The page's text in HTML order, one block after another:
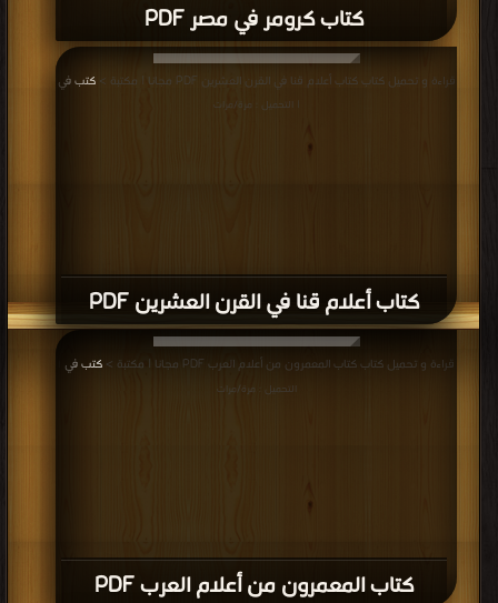
كتاب كرومر في مصر PDF
كتاب أعلام قنا في القرن العشرين PDF
قراءة و تحميل كتاب كتاب أعلام قنا في القرن العشرين PDF مجانا | مكتبة > كتب في
| التحميل : مرة/مرات
كتاب المعمرون من أعلام العرب PDF
قراءة و تحميل كتاب كتاب المعمرون من أعلام العرب PDF مجانا | مكتبة > كتب في
التحميل : مرة/مرات